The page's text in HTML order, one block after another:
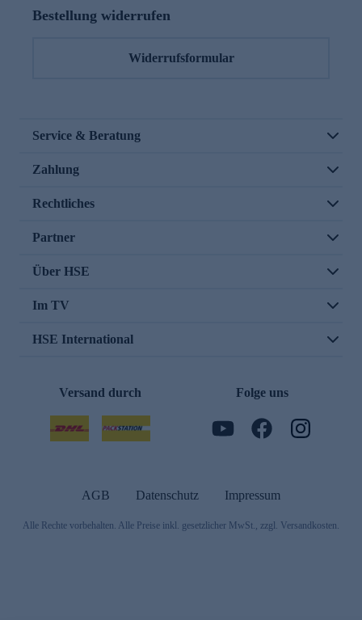
Bestellung widerrufen
Widerrufsformular
Service & Beratung
Zahlung
Rechtliches
Partner
Über HSE
Im TV
HSE International
Versand durch Folge uns
AGB Datenschutz Impressum
Alle Rechte vorbehalten. Alle Preise inkl. gesetzlicher MwSt., zzgl. Versandkosten.